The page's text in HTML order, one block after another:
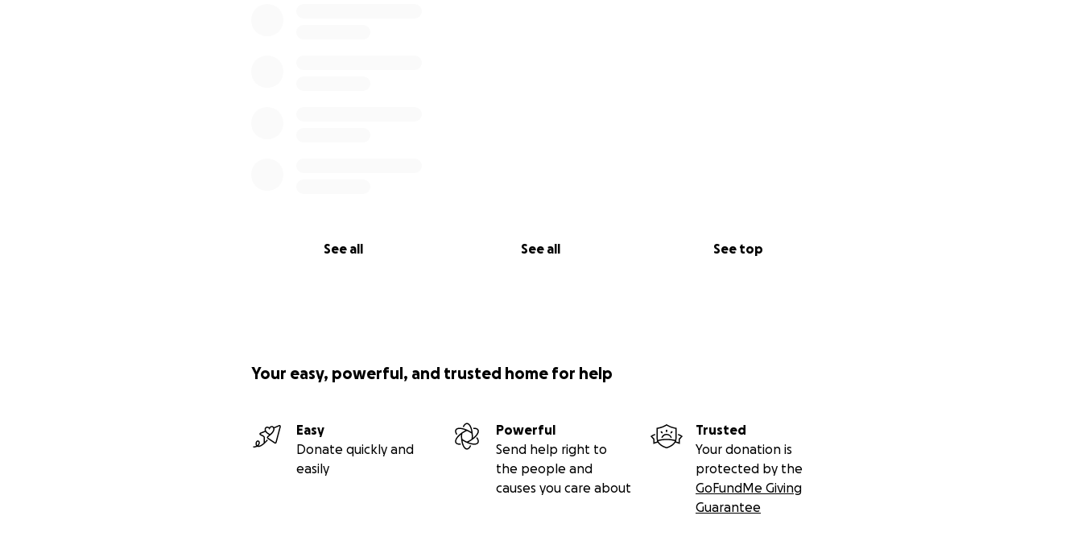
See all See all See top
Your easy, powerful, and trusted home for help
Easy
Donate quickly and
easily
Powerful
Send help right to
the people and
causes you care about
Trusted
Your donation is
protected by the
GoFundMe Giving
Guarantee